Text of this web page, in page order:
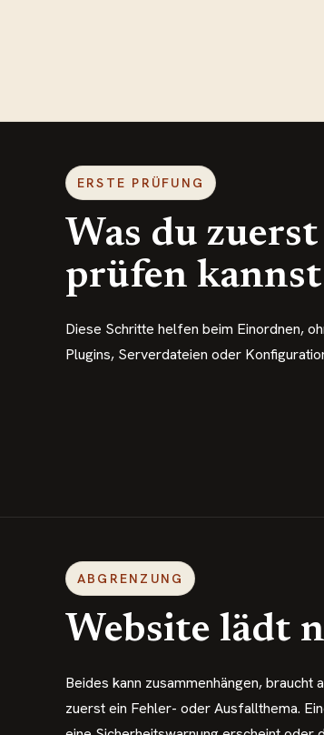
ERSTE PRÜFUNG
Was du
prüfen
Diese Schritte helfen beim Einordnen,
Plugins, Serverdateien oder
ABGRENZUNG
Website lädt
Beides kann zusammenhängen,
zuerst ein Fehler- oder Ausfallthema.